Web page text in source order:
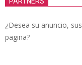
¿Desea su anuncio,
pagina?